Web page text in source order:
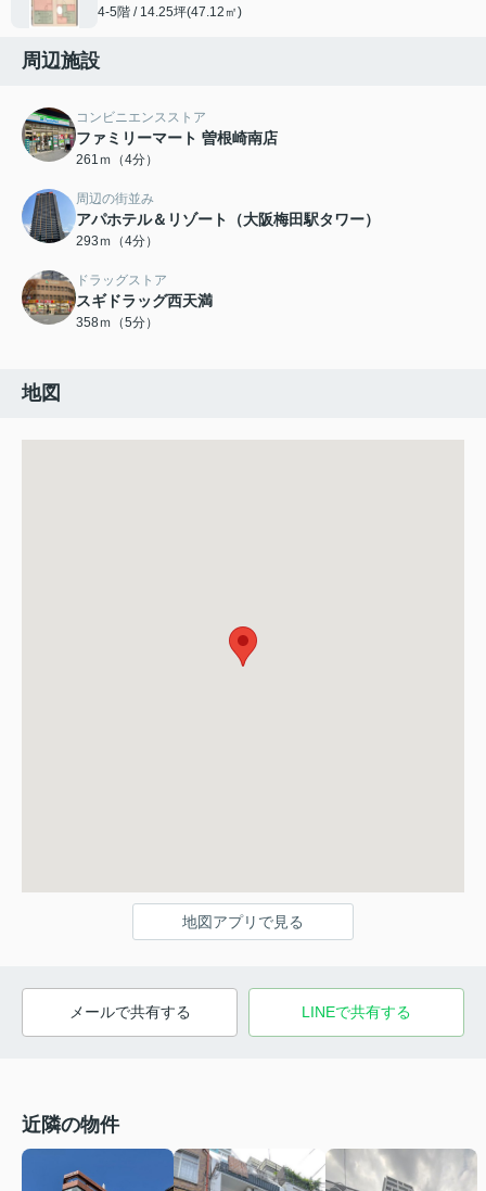
4-5階 / 14.25坪(47.12㎡)
周辺施設
コンビニエンスストア
ファミリーマート 曽根崎南店
261ｍ（4分）
周辺の街並み
アパホテル＆リゾート（大阪梅田駅タワー）
293ｍ（4分）
ドラッグストア
スギドラッグ西天満
358ｍ（5分）
地図
地図アプリで見る
メールで共有する LINEで共有する
近隣の物件